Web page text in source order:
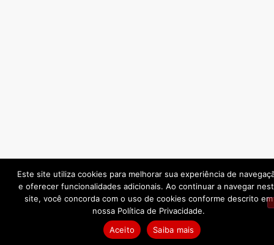
Este site utiliza cookies para melhorar sua experiência de
e oferecer funcionalidades adicionais. Ao continuar a navegar
site, você concorda com o uso de cookies conforme descrito em
nossa Política de Privacidade.
Aceito
Saiba mais